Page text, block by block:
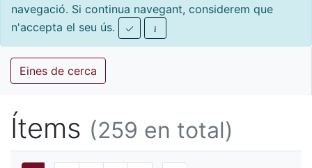
navegació. Si continua navegant, considerem que
n'accepta el seu ús.
Eines de cerca
Ítems (259 en total)